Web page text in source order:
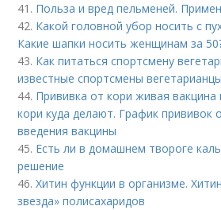
41. Польза и вред пельменей.
42. Какой головной убор носить с
Какие шапки носить женщинам за
43. Как питаться спортсмену
известные спортсмены вегетарианцы
44. Прививка от кори живая вакцина
кори куда делают. График прививок
введения вакцины
45. Есть ли в домашнем твороге
решение
46.Хитин функции в организме.
звезда» полисахаридов